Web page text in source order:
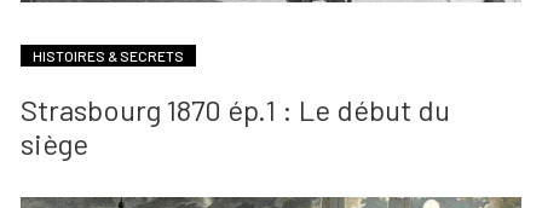
HISTOIRES & SECRETS
Strasbourg 1870 ép.1 : Le début du
siège